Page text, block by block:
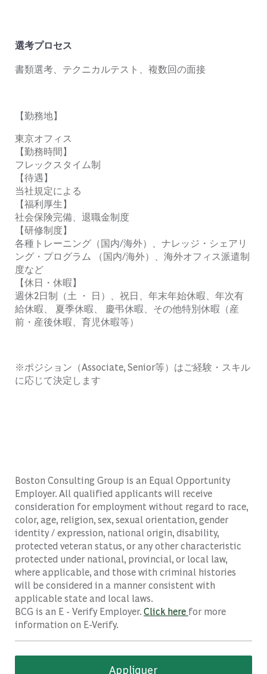
選考プロセス
書類選考、テクニカルテスト、複数回の面接
【勤務地】
東京オフィス
【勤務時間】
フレックスタイム制
【待遇】
当社規定による
【福利厚生】
社会保険完備、退職金制度
【研修制度】
各種トレーニング（国内/海外）、ナレッジ・シェアリ
ング・プログラム （国内/海外）、海外オフィス派遣制
度など
【休日・休暇】
週休2日制（土 ・ 日）、祝日、年末年始休暇、年次有
給休暇、 夏季休暇、 慶弔休暇、その他特別休暇（産
前・産後休暇、育児休暇等）
※ポジション（Associate, Senior等）はご経験・スキル
に応じて決定します
Boston Consulting Group is an Equal Opportunity
Employer. All qualified applicants will receive
consideration for employment without regard to race,
color, age, religion, sex, sexual orientation, gender
identity / expression, national origin, disability,
protected veteran status, or any other characteristic
protected under national, provincial, or local law,
where applicable, and those with criminal histories
will be considered in a manner consistent with
applicable state and local laws.
BCG is an E - Verify Employer.Click here for more
information on E-Verify.
Appliquer